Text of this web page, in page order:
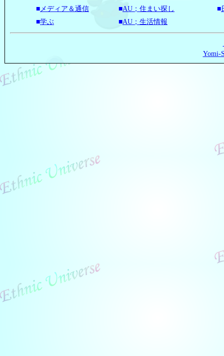
■メディア＆通信 ■AU；住まい探し ■
■学ぶ ■AU；生活情報
Yomi-